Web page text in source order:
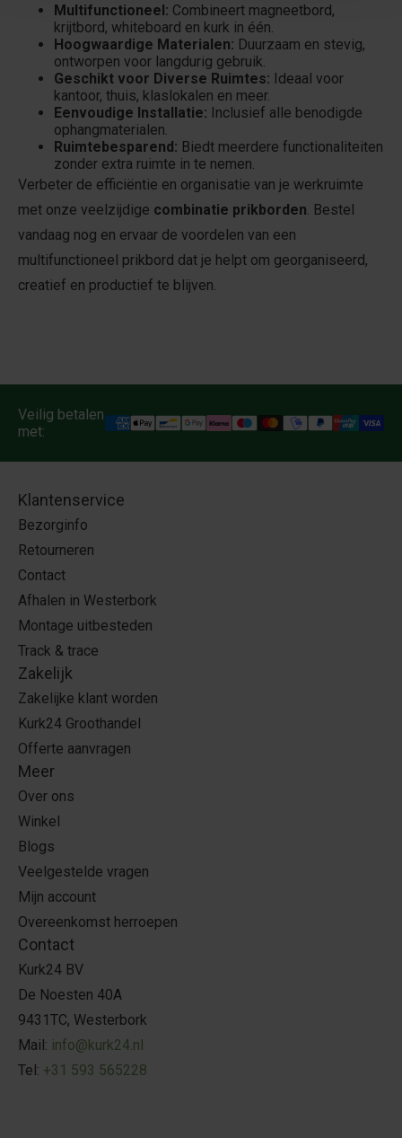
Multifunctioneel: Combineert magneetbord,
krijtbord, whiteboard en kurk in één.
Hoogwaardige Materialen: Duurzaam en stevig,
ontworpen voor langdurig gebruik.
Geschikt voor Diverse Ruimtes: Ideaal voor
kantoor, thuis, klaslokalen en meer.
Eenvoudige Installatie: Inclusief alle benodigde
ophangmaterialen.
Ruimtebesparend: Biedt meerdere functionaliteiten
zonder extra ruimte in te nemen.
Verbeter de efficiëntie en organisatie van je werkruimte
met onze veelzijdige combinatie prikborden. Bestel
vandaag nog en ervaar de voordelen van een
multifunctioneel prikbord dat je helpt om georganiseerd,
creatief en productief te blijven.
Veilig betalen
met:
Klantenservice
Bezorginfo
Retourneren
Contact
Afhalen in Westerbork
Montage uitbesteden
Track & trace
Zakelijk
Zakelijke klant worden
Kurk24 Groothandel
Offerte aanvragen
Meer
Over ons
Winkel
Blogs
Veelgestelde vragen
Mijn account
Overeenkomst herroepen
Contact
Kurk24 BV
De Noesten 40A
9431TC, Westerbork
Mail: info@kurk24.nl
Tel: +31 593 565228